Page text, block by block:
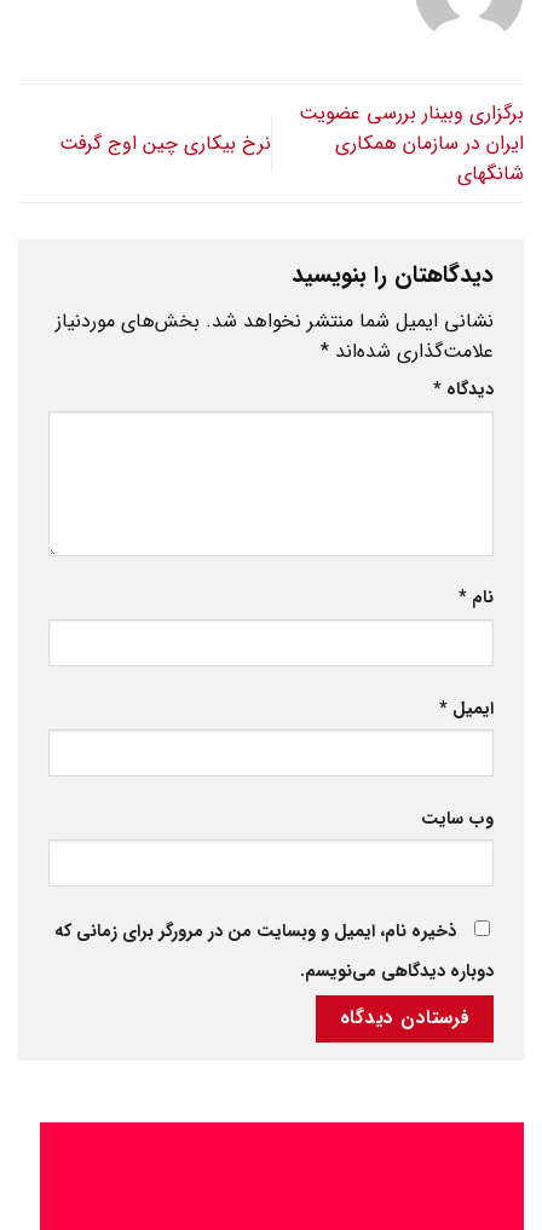
برگزاری وبینار بررسی عضویت
ایران در سازمان همکاری
شانگهای
نرخ بیکاری چین اوج گرفت
دیدگاهتان را بنویسید
نشانی ایمیل شما منتشر نخواهد شد. بخش‌های موردنیاز
علامت‌گذاری شده‌اند *
دیدگاه *
نام *
ایمیل *
وب‌ سایت
ذخیره نام، ایمیل و وبسایت من در مرورگر برای زمانی که
دوباره دیدگاهی می‌نویسم.